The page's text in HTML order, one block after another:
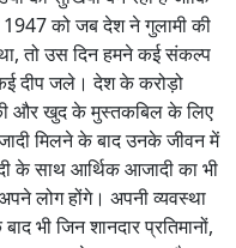
को जब देश ने गुलामी की
तो उस दिन हमने कई संकल्प
दीप जले। देश के करोड़ो
और खुद के मुस्तकबिल के लिए
मिलने के बाद उनके जीवन में
के साथ आर्थिक आजादी का भी
लोग होंगे। अपनी व्यवस्था
भी जिन शानदार प्रतिमानों,